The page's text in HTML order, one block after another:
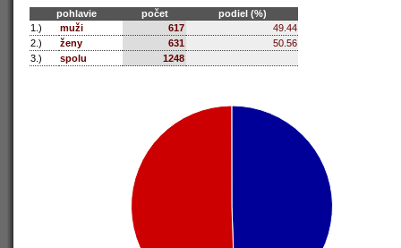
pohlavie počet
podiel (%)
1.)
muži 617
49.44
2.)
ženy 631
50.56
3.)
spolu 1248